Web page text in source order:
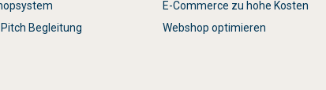
Begleitung
E-Commerce zu hohe Kosten
Webshop optimieren